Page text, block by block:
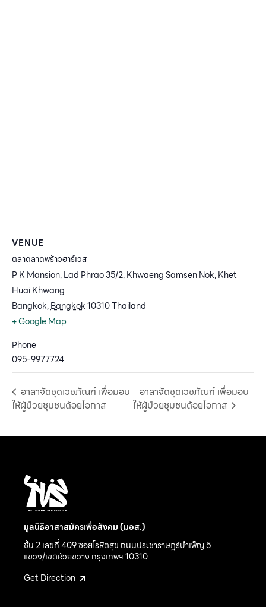
VENUE
ตลาดลาดพร้าวฮาร์เวส
P K Mansion, Lad Phrao 35/2, Khwaeng Samsen Nok, Khet
Huai Khwang
Bangkok,Bangkok10310Thailand
+ Google Map
Phone
095-9977724
อาสาจัดชุดเวชภัณฑ์ เพื่อมอบ
ให้ผู้ป่วยชุมชนด้อยโอกาส
อาสาจัดชุดเวชภัณฑ์ เพื่อมอบ
ให้ผู้ป่วยชุมชนด้อยโอกาส
มูลนิธิอาสาสมัครเพื่อสังคม (มอส.)
ชั้น 2 เลขที่ 409 ซอยโรหิตสุข ถนนประชาราษฎร์บำเพ็ญ 5
แขวง/เขตห้วยขวาง กรุงเทพฯ 10310
Get Direction